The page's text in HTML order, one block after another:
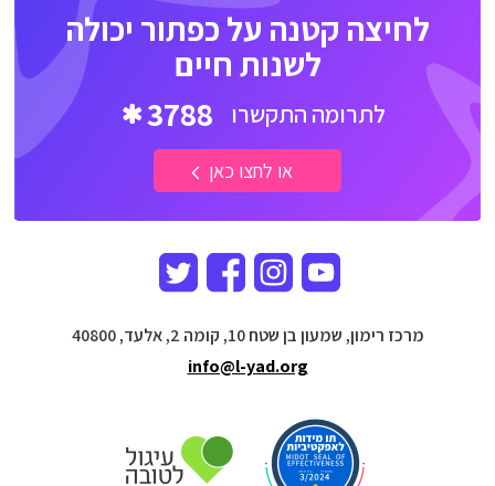
לחיצה קטנה על כפתור יכולה
לשנות חיים
לתרומה התקשרו 3788
או לחצו כאן
מרכז רימון, שמעון בן שטח 10, קומה 2, אלעד, 40800
info@l-yad.org